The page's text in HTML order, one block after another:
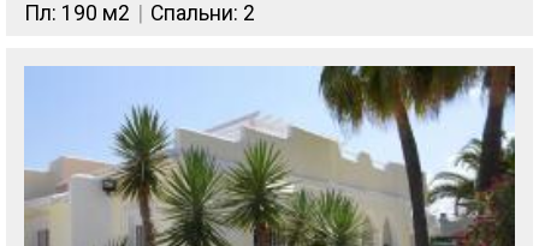
Пл: 190 м2 Спальни: 2